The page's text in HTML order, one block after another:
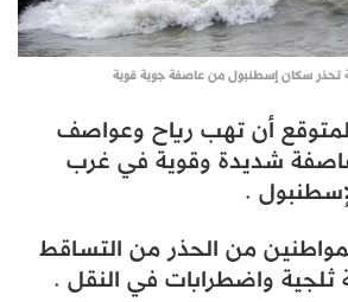
تحذر سكان إسطنبول من عاصفة جوية قوية
أن تهب رياح وعواصف
شديدة وقوية في غرب
.
من الحذر من التساقط
واضطرابات في النقل .